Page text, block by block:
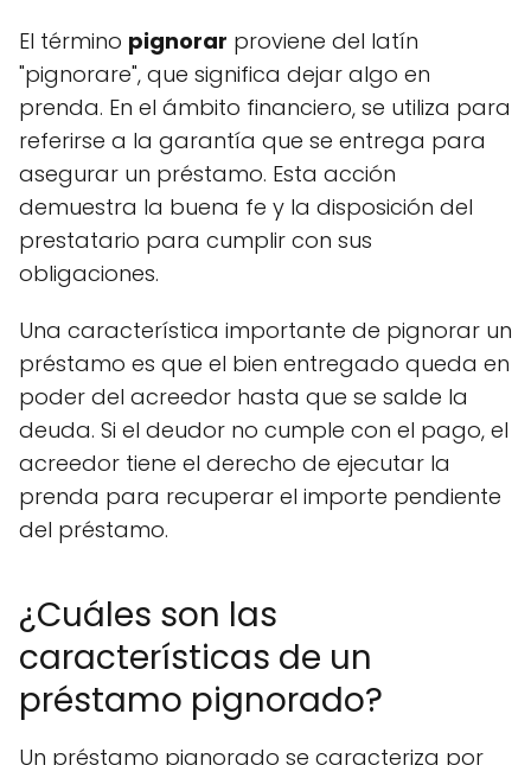
El término pignorar proviene del latín
"pignorare", que significa dejar algo en
prenda. En el ámbito financiero, se utiliza para
referirse a la garantía que se entrega para
asegurar un préstamo. Esta acción
demuestra la buena fe y la disposición del
prestatario para cumplir con sus
obligaciones.
Una característica importante de pignorar un
préstamo es que el bien entregado queda en
poder del acreedor hasta que se salde la
deuda. Si el deudor no cumple con el pago, el
acreedor tiene el derecho de ejecutar la
prenda para recuperar el importe pendiente
del préstamo.
¿Cuáles son las
características de un
préstamo pignorado?
Un préstamo pignorado se caracteriza por